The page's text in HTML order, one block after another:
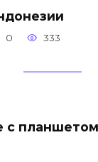
0 333
с планшетом